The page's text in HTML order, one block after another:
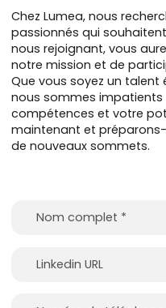
Chez Lumea, nous
passionnés qui
nous rejoignant, vous
notre mission et de
Que vous soyez un
nous sommes impatients
compétences et votre
maintenant et
de nouveaux sommets.